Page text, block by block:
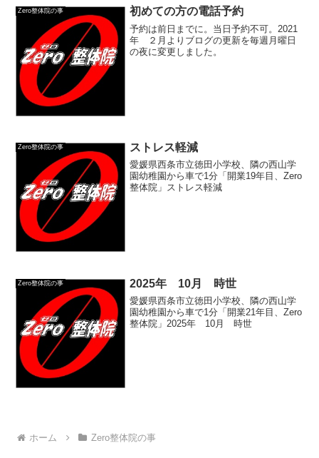
Zero整体院の事 初めての方の電話予約
予約は前日までに。当日予約不可。2021
年 ２月よりブログの更新を毎週月曜日
の夜に変更しました。
Zero整体院の事 ストレス軽減
愛媛県西条市立徳田小学校、隣の西山学
園幼稚園から車で1分「開業19年目、Zero
整体院」ストレス軽減
Zero整体院の事 2025年 10月 時世
愛媛県西条市立徳田小学校、隣の西山学
園幼稚園から車で1分「開業21年目、Zero
整体院」2025年 10月 時世
ホーム Zero整体院の事